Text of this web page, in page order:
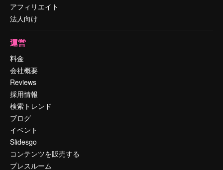
アフィリエイト
法人向け
運営
料金
会社概要
Reviews
採用情報
検索トレンド
ブログ
イベント
Slidesgo
コンテンツを販売する
プレスルーム